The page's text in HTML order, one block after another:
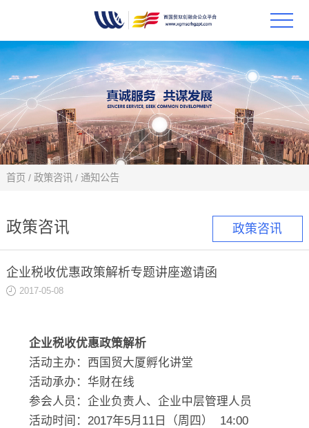
首页
政策
科技
合作
政策咨讯
首页 / 政策咨讯 / 通知公告
政策咨讯
企业税收优惠政策解析专题讲座邀请函
2017-05-08
企业税收优惠政策解析
活动主办：西国贸大厦孵化讲堂
活动承办：华财在线
参会人员：企业负责人、企业中层管理人员
活动时间：2017年5月11日（周四） 14:00